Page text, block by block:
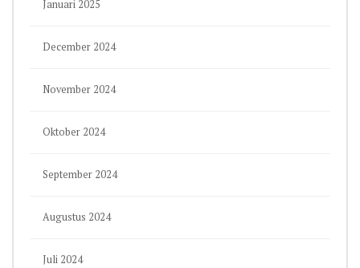
Januari 2025
December 2024
November 2024
Oktober 2024
September 2024
Augustus 2024
Juli 2024